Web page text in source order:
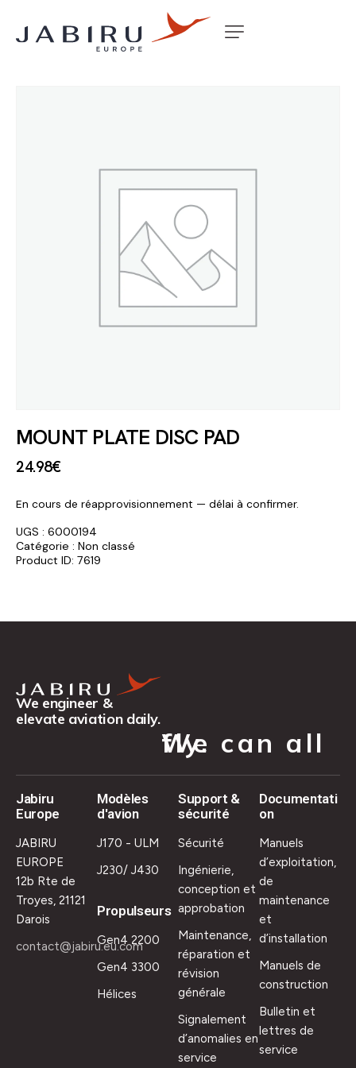
Accueil Non classé
MOUNT PLATE DISC PAD
24.98€
En cours de réapprovisionnement — délai à confirmer.
UGS : 6000194
Catégorie : Non classé
Product ID: 7619
We engineer &
elevate aviation daily.
We can all fly.
Jabiru
Europe
JABIRU
EUROPE
12b Rte de
Troyes, 21121
Darois
contact@jabiru.eu.com
Modèles
d'avion
J170 - ULM
J230/ J430
Propulseurs
Gen4 2200
Gen4 3300
Hélices
Support &
sécurité
Sécurité
Ingénierie,
conception et
approbation
Maintenance,
réparation et
révision
générale
Signalement
d’anomalies en
service
Documentati
on
Manuels
d’exploitation,
de
maintenance
et
d’installation
Manuels de
construction
Bulletin et
lettres de
service